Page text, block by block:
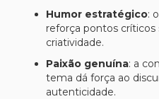
Humor estratégico:
reforça pontos críticos
criatividade.
Paixão genuína: a
tema dá força ao
autenticidade.